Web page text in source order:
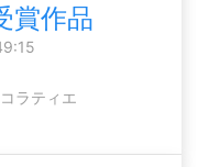
賞作品
ラティエ